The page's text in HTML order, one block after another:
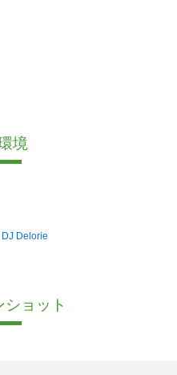
境
DJ Delorie
ショット